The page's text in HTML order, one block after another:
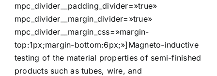
mpc_divider__padding_divider=»true»
mpc_divider__margin_divider=»true»
mpc_divider__margin_css=»margin-
top:1px;margin-bottom:6px;»]Magneto-inductive
testing of the material properties of semi-finished
products such as tubes, wire, and